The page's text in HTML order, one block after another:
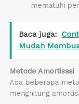
mematuhi
Baca juga:
Mudah
Metode Amortisasi
Ada beberapa
menghitung